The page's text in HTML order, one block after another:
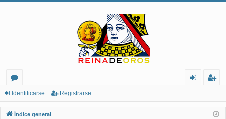
or
os
nt
ist
Identificarse Registrarse
Índice general